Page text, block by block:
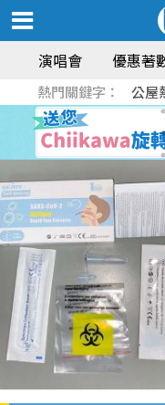
演唱會 優惠著
熱門關鍵字： 公屋